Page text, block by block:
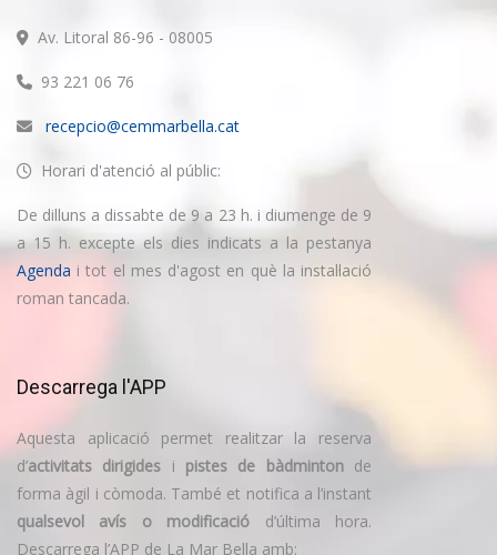
Av. Litoral 86-96 - 08005
93 221 06 76
recepcio@cemmarbella.cat
Horari d'atenció al públic:
De dilluns a dissabte de 9 a 23 h. i diumenge de 9
a 15 h. excepte els dies indicats a la pestanya
Agenda i tot el mes d'agost en què la instal·lació
roman tancada.
Descarrega l'APP
Aquesta aplicació permet realitzar la reserva
d’activitats dirigides i pistes de bàdmintonde
forma àgil i còmoda. També et notifica a l’instant
qualsevol avís o modificació d’última hora.
Descarrega l’APP de La Mar Bella amb: